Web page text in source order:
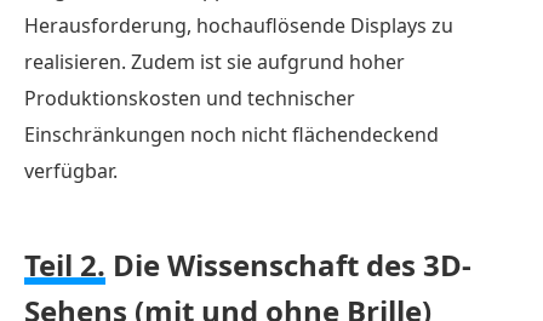
Herausforderung, hochauflösende Displays zu
realisieren. Zudem ist sie aufgrund hoher
Produktionskosten und technischer
Einschränkungen noch nicht flächendeckend
verfügbar.
Teil 2. Die Wissenschaft des 3D-
Sehens (mit und ohne Brille)